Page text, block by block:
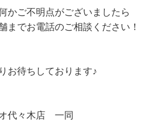
かご不明点がございましたら
までお電話のご相談ください！
お待ちしております♪
オ代々木店 一同